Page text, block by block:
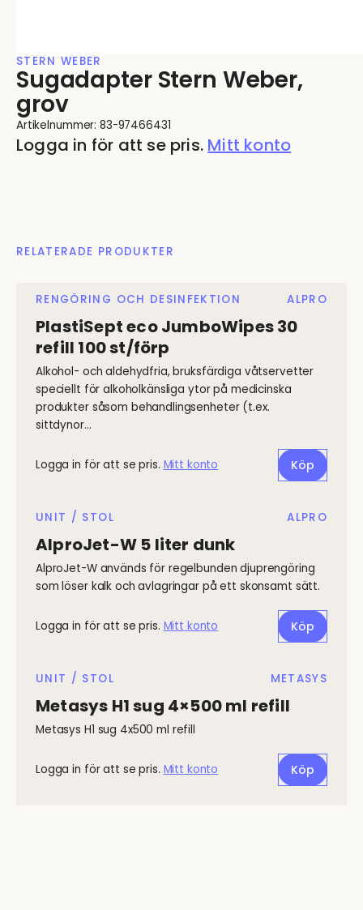
STERN WEBER
Sugadapter Stern Weber,
grov
Artikelnummer: 83-97466431
Logga in för att se pris. Mitt konto
RELATERADE PRODUKTER
RENGÖRING OCH DESINFEKTION ALPRO
PlastiSept eco JumboWipes 30
refill 100 st/förp
Alkohol- och aldehydfria, bruksfärdiga våtservetter
speciellt för alkoholkänsliga ytor på medicinska
produkter såsom behandlingsenheter (t.ex.
sittdynor…
Logga in för att se pris. Mitt konto Köp
UNIT / STOL ALPRO
AlproJet-W 5 liter dunk
AlproJet-W används för regelbunden djuprengöring
som löser kalk och avlagringar på ett skonsamt sätt.
Logga in för att se pris. Mitt konto Köp
UNIT / STOL METASYS
Metasys H1 sug 4×500 ml refill
Metasys H1 sug 4x500 ml refill
Logga in för att se pris. Mitt konto Köp